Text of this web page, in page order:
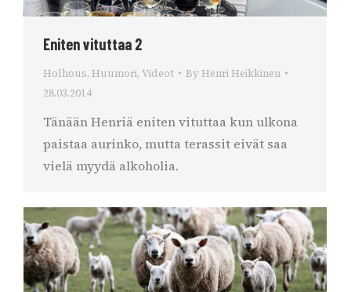
Eniten vituttaa 2
Holhous, Huumori, Videot By Henri Heikkinen
28.03.2014
Tänään Henriä eniten vituttaa kun ulkona
paistaa aurinko, mutta terassit eivät saa
vielä myydä alkoholia.